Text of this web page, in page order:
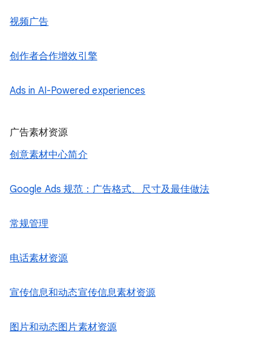
视频广告
创作者合作增效引擎
Ads in AI-Powered experiences
广告素材资源
创意素材中心简介
Google Ads 规范：广告格式、尺寸及最佳做法
常规管理
电话素材资源
宣传信息和动态宣传信息素材资源
图片和动态图片素材资源